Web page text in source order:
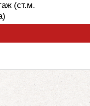
(ст.м.